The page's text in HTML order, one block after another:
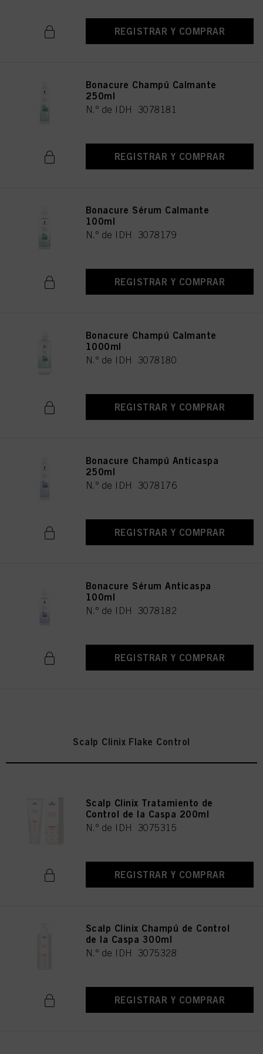
REGISTRAR Y COMPRAR
Bonacure Champú Calmante
250ml
N.º de IDH 3078181
REGISTRAR Y COMPRAR
Bonacure Sérum Calmante
100ml
N.º de IDH 3078179
REGISTRAR Y COMPRAR
Bonacure Champú Calmante
1000ml
N.º de IDH 3078180
REGISTRAR Y COMPRAR
Bonacure Champú Anticaspa
250ml
N.º de IDH 3078176
REGISTRAR Y COMPRAR
Bonacure Sérum Anticaspa
100ml
N.º de IDH 3078182
REGISTRAR Y COMPRAR
Scalp Clinix Flake Control
Scalp Clinix Tratamiento de
Control de la Caspa 200ml
N.º de IDH 3075315
REGISTRAR Y COMPRAR
Scalp Clinix Champú de Control
de la Caspa 300ml
N.º de IDH 3075328
REGISTRAR Y COMPRAR